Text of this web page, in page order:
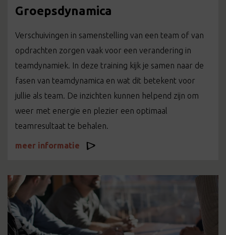
Groepsdynamica
Verschuivingen in samenstelling van een team of van
opdrachten zorgen vaak voor een verandering in
teamdynamiek. In deze training kijk je samen naar de
fasen van teamdynamica en wat dit betekent voor
jullie als team. De inzichten kunnen helpend zijn om
weer met energie en plezier een optimaal
teamresultaat te behalen.
meer informatie